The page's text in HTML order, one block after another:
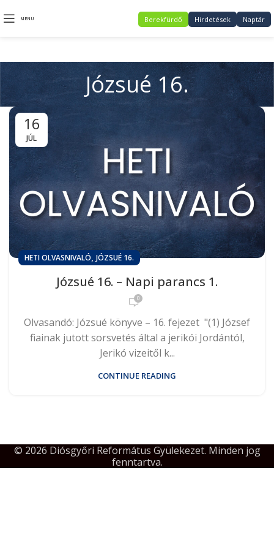
MENU Berekfürdő Hirdetések Naptár
Józsué 16.
16
JÚL
HETI OLVASNIVALÓ, JÓZSUÉ 16.
Józsué 16. – Napi parancs 1.
0
Olvasandó: Józsué könyve – 16. fejezet "(1) József
fiainak jutott sorsvetés által a jerikói Jordántól,
Jerikó vizeitől k...
CONTINUE READING
© 2026 Diósgyőri Református Gyülekezet. Minden jog
fenntartva.